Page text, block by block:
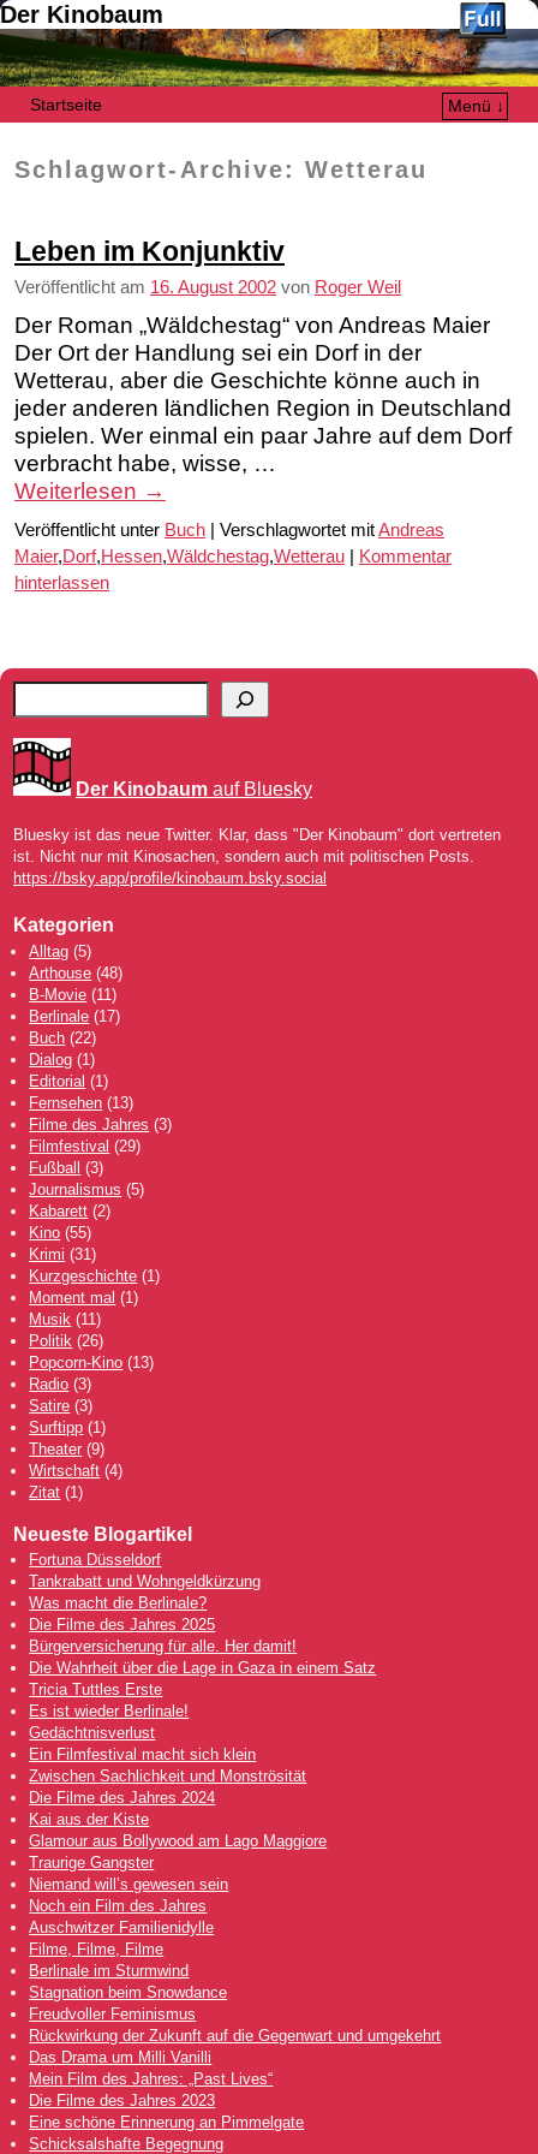
Der Kinobaum
Startseite
Menü ↓
Schlagwort-Archive: Wetterau
Leben im Konjunktiv
Veröffentlicht am 16. August 2002 von Roger Weil
Der Roman „Wäldchestag“ von Andreas Maier
Der Ort der Handlung sei ein Dorf in der
Wetterau, aber die Geschichte könne auch in
jeder anderen ländlichen Region in Deutschland
spielen. Wer einmal ein paar Jahre auf dem Dorf
verbracht habe, wisse, …
Weiterlesen →
Veröffentlicht unter Buch Verschlagwortet mitAndreas
Maier,Dorf,Hessen,Wäldchestag,Wetterau
Kommentar
hinterlassen
Der Kinobaum auf Bluesky
Bluesky ist das neue Twitter. Klar, dass "Der Kinobaum" dort vertreten
ist. Nicht nur mit Kinosachen, sondern auch mit politischen Posts.
https://bsky.app/profile/kinobaum.bsky.social
Kategorien
Alltag (5)
Arthouse (48)
B-Movie (11)
Berlinale (17)
Buch (22)
Dialog (1)
Editorial (1)
Fernsehen (13)
Filme des Jahres (3)
Filmfestival (29)
Fußball (3)
Journalismus (5)
Kabarett (2)
Kino (55)
Krimi (31)
Kurzgeschichte (1)
Moment mal (1)
Musik (11)
Politik (26)
Popcorn-Kino (13)
Radio (3)
Satire (3)
Surftipp (1)
Theater (9)
Wirtschaft (4)
Zitat (1)
Neueste Blogartikel
Fortuna Düsseldorf
Tankrabatt und Wohngeldkürzung
Was macht die Berlinale?
Die Filme des Jahres 2025
Bürgerversicherung für alle. Her damit!
Die Wahrheit über die Lage in Gaza in einem Satz
Tricia Tuttles Erste
Es ist wieder Berlinale!
Gedächtnisverlust
Ein Filmfestival macht sich klein
Zwischen Sachlichkeit und Monströsität
Die Filme des Jahres 2024
Kai aus der Kiste
Glamour aus Bollywood am Lago Maggiore
Traurige Gangster
Niemand will’s gewesen sein
Noch ein Film des Jahres
Auschwitzer Familienidylle
Filme, Filme, Filme
Berlinale im Sturmwind
Stagnation beim Snowdance
Freudvoller Feminismus
Rückwirkung der Zukunft auf die Gegenwart und umgekehrt
Das Drama um Milli Vanilli
Mein Film des Jahres: „Past Lives“
Die Filme des Jahres 2023
Eine schöne Erinnerung an Pimmelgate
Schicksalshafte Begegnung